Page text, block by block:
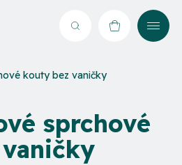
Hledat NÁKUPNÍ
kouty bez vaničky
sprchové